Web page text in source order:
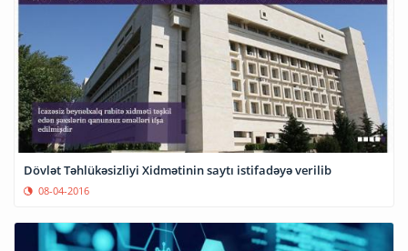
Dövlət Təhlükəsizliyi Xidmətinin saytı istifadəyə verilib
08-04-2016